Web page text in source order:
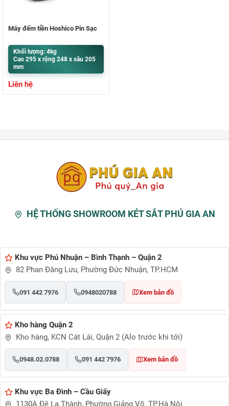
Máy đếm tiền Hoshico Pin Sạc
Khối lượng: 4kg
Cao 295 x rộng 248 x sâu 205
mm
Liên hệ
HỆ THỐNG SHOWROOM KÉT SẮT PHÚ GIA AN
Khu vực Phú Nhuận – Bình Thạnh – Quận 2
82 Phan Đăng Lưu, Phường Đức Nhuận, TP.HCM
091 442 7976 0948020788 Xem bản đồ
Kho hàng Quận 2
Kho hàng, KCN Cát Lái, Quận 2 (Alo trước khi tới)
0948.02.0788 091 442 7976 Xem bản đồ
Khu vực Ba Đình – Cầu Giấy
1130A Đê La Thành, Phường Giảng Võ, TP.Hà Nội